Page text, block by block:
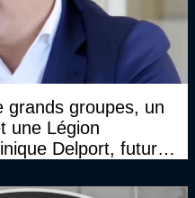
grands groupes, un
une Légion
Delport, futur